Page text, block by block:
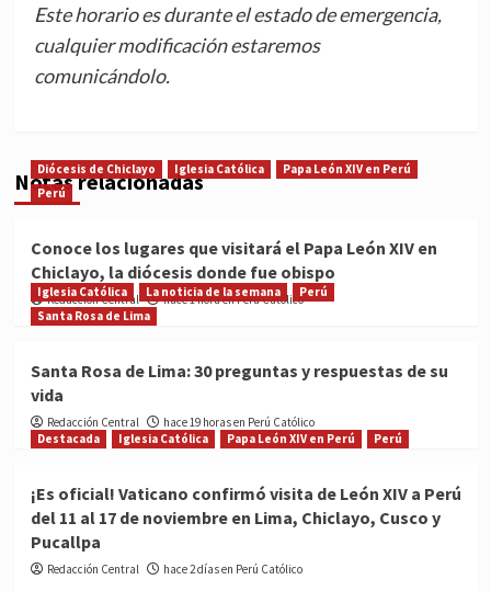
Este horario es durante el estado de emergencia,
cualquier modificación estaremos
comunicándolo.
Notas relacionadas
Diócesis de Chiclayo Iglesia Católica
Papa León XIV en Perú
Perú
Conoce los lugares que visitará el Papa León XIV en
Chiclayo, la diócesis donde fue obispo
Redacción Central hace 1 hora en Perú Católico
Iglesia Católica La noticia de la semana
Perú
Santa Rosa de Lima
Santa Rosa de Lima: 30 preguntas y respuestas de su
vida
Redacción Central
hace 19 horas en Perú Católico
Destacada
Iglesia Católica Papa León XIV en Perú Perú
¡Es oficial! Vaticano confirmó visita de León XIV a Perú
del 11 al 17 de noviembre en Lima, Chiclayo, Cusco y
Pucallpa
Redacción Central hace 2 días en Perú Católico